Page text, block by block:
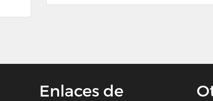
Enlaces de